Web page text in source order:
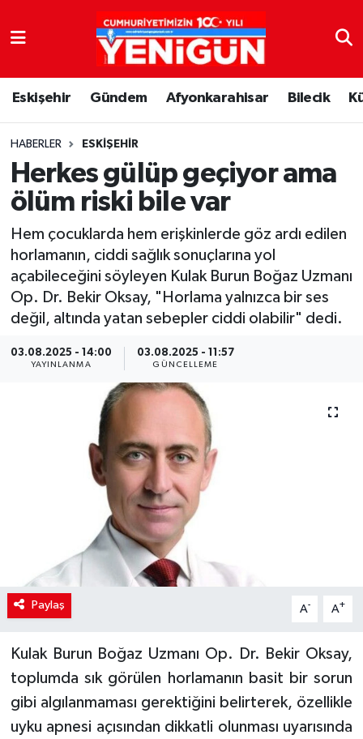
Eskişehir Gündem Afyonkarahisar Bilecik
HABERLER ESKIŞEHIR
Herkes gülüp geçiyor ama
ölüm riski bile var
Hem çocuklarda hem erişkinlerde göz ardı edilen
horlamanın, ciddi sağlık sonuçlarına yol
açabileceğini söyleyen Kulak Burun Boğaz Uzmanı
Op. Dr. Bekir Oksay, "Horlama yalnızca bir ses
değil, altında yatan sebepler ciddi olabilir" dedi.
03.08.2025 - 14:00
YAYINLANMA
03.08.2025 - 11:57
GÜNCELLEME
Paylaş A- A+
Kulak Burun Boğaz Uzmanı Op. Dr. Bekir Oksay,
toplumda sık görülen horlamanın basit bir sorun
gibi algılanmaması gerektiğini belirterek, özellikle
uyku apnesi açısından dikkatli olunması uyarısında
Nöbetçi Eczaneler
Hava Durumu
Trafik Durumu
Süper Lig Puan Durumu ve Fikstür
Tüm Manşetler
Son Dakika Haberleri
Haber Arşivi